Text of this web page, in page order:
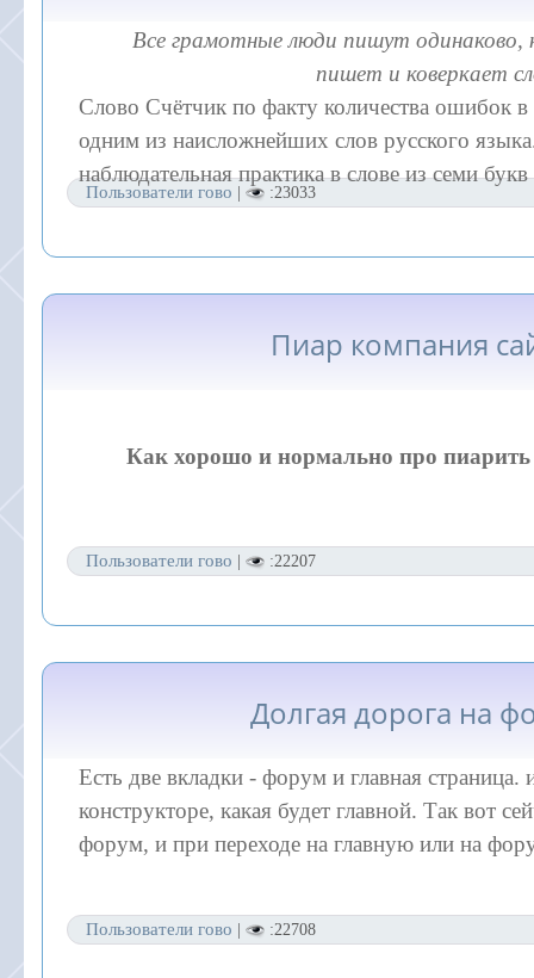
Все грамотные люди пишут
пишет и коверкает
Слово Счётчик по факту количества ошибок в
одним из наисложнейших слов русского
наблюдательная практика в слове из семи букв
Пользователи гово :23033
Пиар компания
Как хорошо и нормально про пиарить
Пользователи гово :22207
Долгая дорога на
Есть две вкладки - форум и главная
конструкторе, какая будет главной. Так вот
форум, и при переходе на главную или на
Пользователи гово :22708